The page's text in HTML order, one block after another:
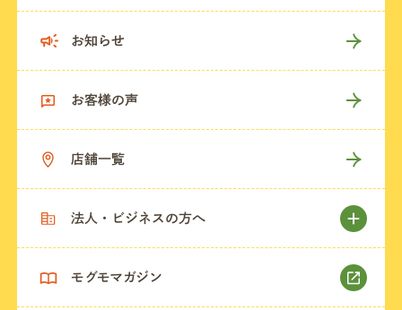
お知らせ
お客様の声
店舗一覧
法人・ビジネスの方へ
モグモマガジン